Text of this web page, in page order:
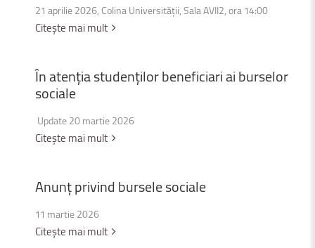
21 aprilie 2026, Colina Universității, Sala AVII2, ora 14:00
Citește mai mult
Înatențiastudențilorbeneficiariaiburselor
sociale
Update 20 martie 2026
Citește mai mult
Anunțprivindburselesociale
11 martie 2026
Citește mai mult